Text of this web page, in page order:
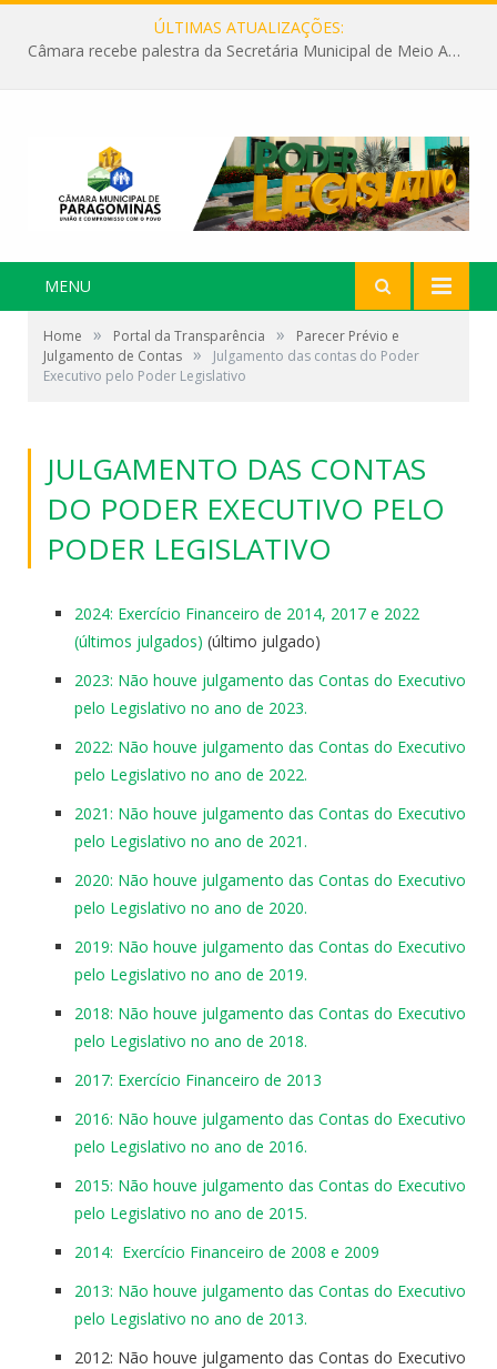
ÚLTIMAS ATUALIZAÇÕES:
Câmara recebe palestra da Secretária Municipal de Meio Ambiente sobre as ações da “SEMANA DO MEIO AMBIENTE”
MENU
Home » Portal da Transparência »
Parecer Prévio e
Julgamento de Contas »
Julgamento das contas do Poder
Executivo pelo Poder Legislativo
JULGAMENTO DAS CONTAS
DO PODER EXECUTIVO PELO
PODER LEGISLATIVO
2024: Exercício Financeiro de 2014, 2017 e 2022
(últimos julgados) (último julgado)
2023: Não houve julgamento das Contas do Executivo
pelo Legislativo no ano de 2023.
2022: Não houve julgamento das Contas do Executivo
pelo Legislativo no ano de 2022.
2021: Não houve julgamento das Contas do Executivo
pelo Legislativo no ano de 2021.
2020: Não houve julgamento das Contas do Executivo
pelo Legislativo no ano de 2020.
2019: Não houve julgamento das Contas do Executivo
pelo Legislativo no ano de 2019.
2018: Não houve julgamento das Contas do Executivo
pelo Legislativo no ano de 2018.
2017: Exercício Financeiro de 2013
2016: Não houve julgamento das Contas do Executivo
pelo Legislativo no ano de 2016.
2015: Não houve julgamento das Contas do Executivo
pelo Legislativo no ano de 2015.
2014: Exercício Financeiro de 2008 e 2009
2013: Não houve julgamento das Contas do Executivo
pelo Legislativo no ano de 2013.
2012: Não houve julgamento das Contas do Executivo